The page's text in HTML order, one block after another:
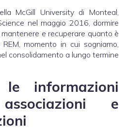
McGill University di Monteal,
nel maggio 2016, dormire
e recuperare quanto è
momento in cui sogniamo,
consolidamento a lungo termine
le informazioni
e